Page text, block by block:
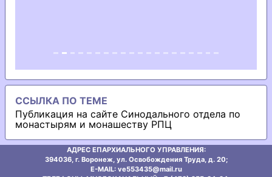
ССЫЛКА ПО ТЕМЕ
Публикация на сайте Синодального отдела по
монастырям и монашеству РПЦ
АДРЕС ЕПАРХИАЛЬНОГО УПРАВЛЕНИЯ:
394036, г. Воронеж, ул. Освобождения Труда, д. 20;
E-MAIL: ve553435@mаil.ru